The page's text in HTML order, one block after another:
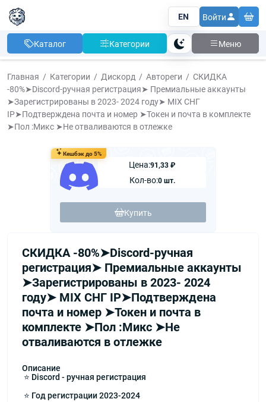
EN Войти
Каталог Категории Тема Меню
Главная Категории Дискорд Автореги
СКИДКА
-80%➤Discord-ручная регистрация➤ Премиальные аккаунты
➤Зарегистрированы в 2023- 2024 году➤ MIX СНГ
IP➤Подтверждена почта и номер ➤Токен и почта в комплекте
➤Пол :Микс ➤Не отваливаются в отлежке
Кешбэк до 5%
Цена:91,33 ₽
Кол-во:0 шт.
Купить
СКИДКА -80%➤Discord-ручная
регистрация➤ Премиальные аккаунты
➤Зарегистрированы в 2023- 2024
году➤ MIX СНГ IP➤Подтверждена
почта и номер ➤Токен и почта в
комплекте ➤Пол :Микс ➤Не
отваливаются в отлежке
Описание
⭐️ Discord - ручная регистрация
⭐️ Год регистрации 2023-2024